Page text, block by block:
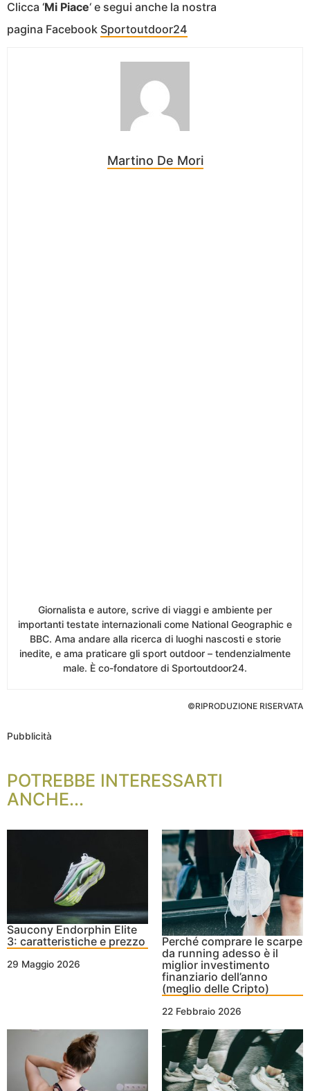
Clicca ‘Mi Piace‘ e segui anche la nostra
pagina Facebook Sportoutdoor24
Martino De Mori
Giornalista e autore, scrive di viaggi e ambiente per
importanti testate internazionali come National Geographic e
BBC. Ama andare alla ricerca di luoghi nascosti e storie
inedite, e ama praticare gli sport outdoor – tendenzialmente
male. È co-fondatore di Sportoutdoor24.
©RIPRODUZIONE RISERVATA
Pubblicità
POTREBBE INTERESSARTI
ANCHE...
Saucony Endorphin Elite
3: caratteristiche e prezzo
29 Maggio 2026
Perché comprare le scarpe
da running adesso è il
miglior investimento
finanziario dell’anno
(meglio delle Cripto)
22 Febbraio 2026